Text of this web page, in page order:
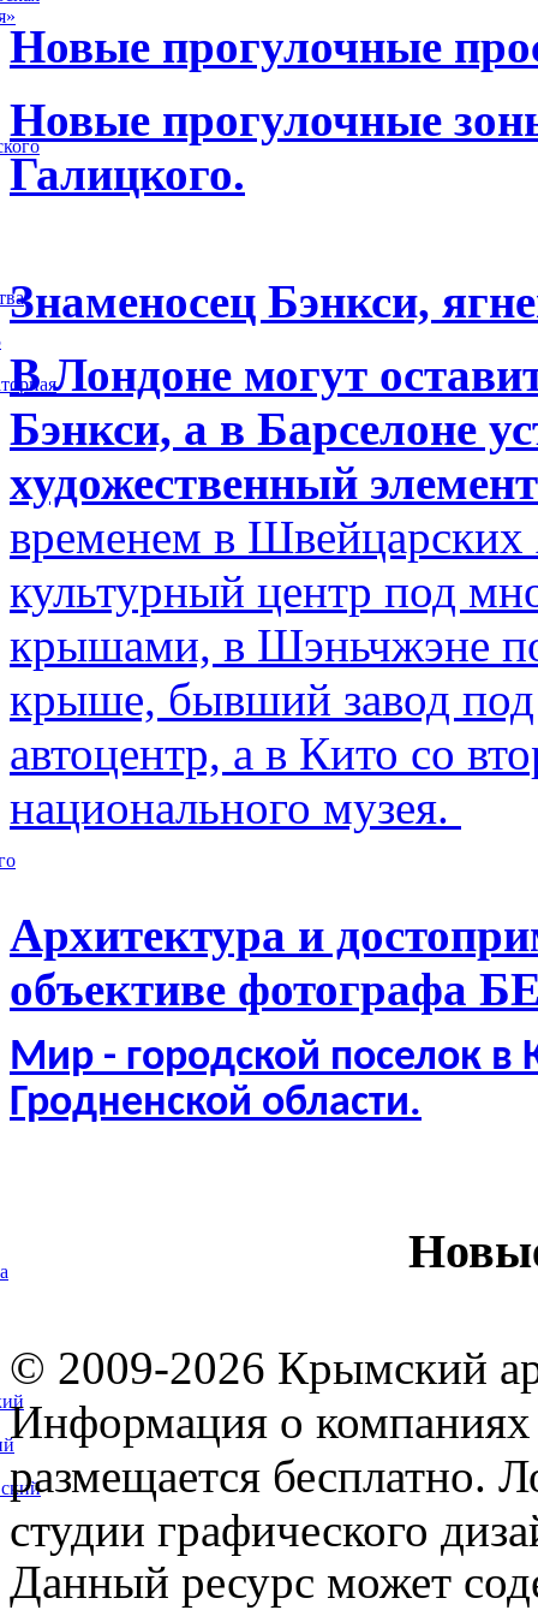
Новые прогулочные
Новые прогулочные
Галицкого.
Знаменосец Бэнкси,
В Лондоне могут
Бэнкси, а в Барселоне
художественный
временем в Швейцарских
культурный центр под
крышами, в Шэньчжэне
крыше, бывший завод
автоцентр, а в Кито со
национального музея.
Архитектура и
объективе фотографа
Мир - городской поселок в
Гродненской области.
© 2009-2026 Крымский
Информация о компаниях
размещается бесплатно.
студии графического
Данный ресурс может